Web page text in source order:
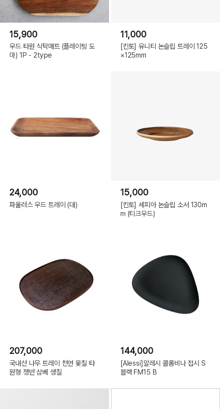
15,900
우드 타원 식탁매트 (플레이팅 도
마) 1P - 2type
11,000
[킨토] 유니티 논슬립 트레이 125
×125mm
24,000
파울러스 우드 트레이 (대)
15,000
[킨토] 세피아 논슬립 소서 130m
m (티크우드)
207,000
국내산 나무 트레이 천연 옻칠 타
원형 쟁반 삼베 생칠
144,000
[Alessi]알레시 콜롬비나 접시 S
블랙 FM15 B